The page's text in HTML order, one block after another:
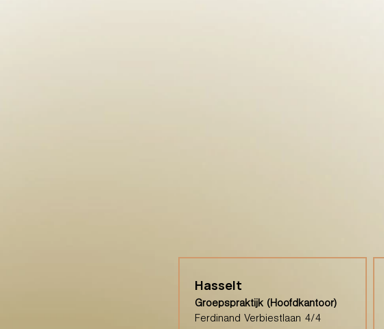
Hasselt
Groepspraktijk (Hoofdkantoor)
Ferdinand Verbiestlaan 4/4